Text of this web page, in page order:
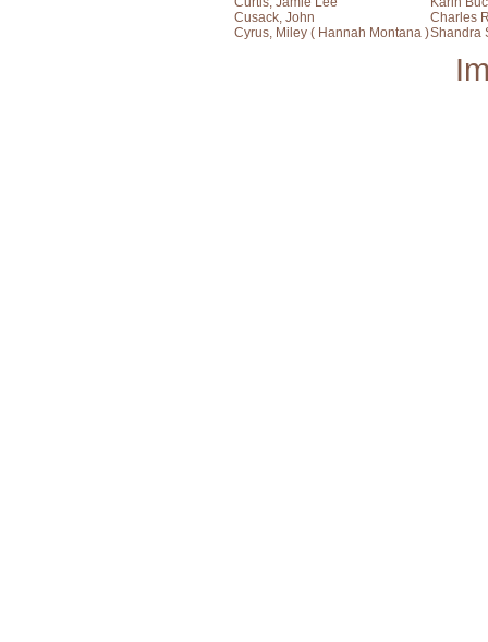
Cusack, John
Charles
Cyrus, Miley ( Hannah Montana )Shandra